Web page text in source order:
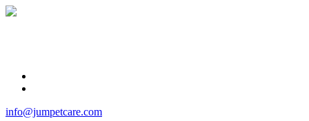
info@jumpetcare.com